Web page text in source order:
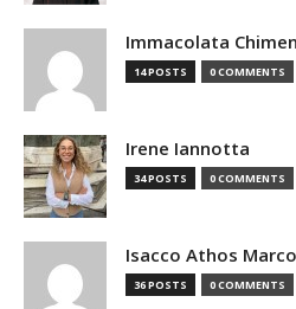
Immacolata
14 POSTS 0 COMMENTS
Irene Iannotta
34 POSTS 0 COMMENTS
Isacco Athos
36 POSTS 0 COMMENTS